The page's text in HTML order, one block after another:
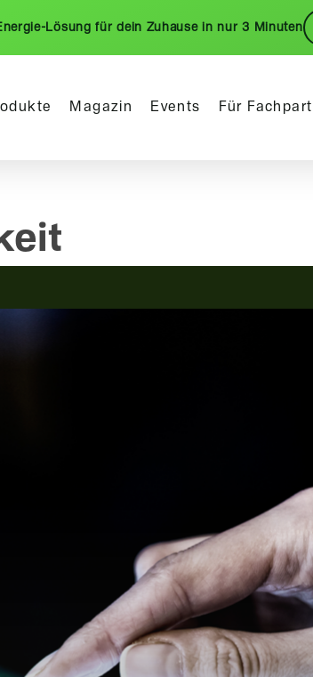
Lösung für dein Zuhause in nur 3 Minuten
Magazin Events Für